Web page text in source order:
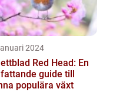
2024
Red Head: En
guide till
populära växt